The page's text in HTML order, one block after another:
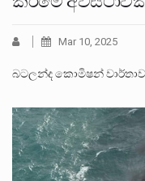
Mar 10, 2025
බටලන්ද කොමිෂන්